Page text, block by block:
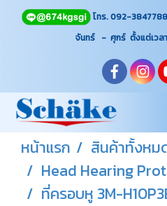
โทร. 092-
จันทร์ - ศุกร์ ตั้งแต่เวล
หน้าแรก
สินค้าทั้งหม
Head Hearing
ที่ครอบหู 3M-